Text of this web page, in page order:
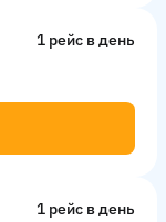
1 рейс в день
1 рейс в день